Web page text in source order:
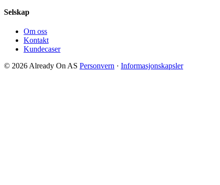
Selskap
Om oss
Kontakt
Kundecaser
© 2026 Already On AS Personvern · Informasjonskapsler